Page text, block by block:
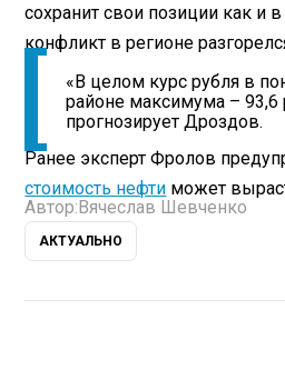
сохранит свои позиции как и
конфликт в регионе
«В целом курс рубля в
районе максимума – 93,6
прогнозирует Дроздов.
Ранее эксперт Фролов
стоимость нефти может
Автор:Вячеслав Шевченко
АКТУАЛЬНО